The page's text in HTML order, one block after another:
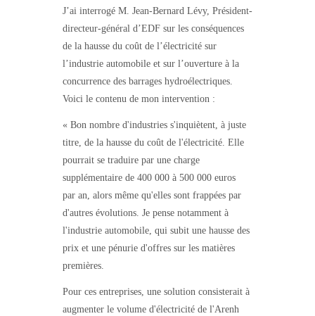
J’ai interrogé M. Jean-Bernard Lévy, Président-
directeur-général d’EDF sur les conséquences
de la hausse du coût de l’électricité sur
l’industrie automobile et sur l’ouverture à la
concurrence des barrages hydroélectriques.
Voici le contenu de mon intervention :
« Bon nombre d'industries s'inquiètent, à juste
titre, de la hausse du coût de l'électricité. Elle
pourrait se traduire par une charge
supplémentaire de 400 000 à 500 000 euros
par an, alors même qu'elles sont frappées par
d'autres évolutions. Je pense notamment à
l'industrie automobile, qui subit une hausse des
prix et une pénurie d'offres sur les matières
premières.
Pour ces entreprises, une solution consisterait à
augmenter le volume d'électricité de l'Arenh